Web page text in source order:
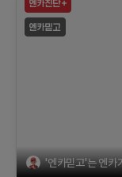
'엔카믿고'는 엔카